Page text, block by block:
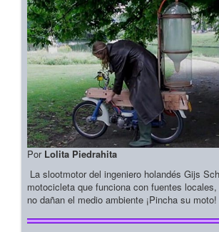
Por Lolita Piedrahita
La slootmotor del ingeniero holandés Gijs
motocicleta que funciona con fuentes
no dañan el medio ambiente ¡Pincha su moto!